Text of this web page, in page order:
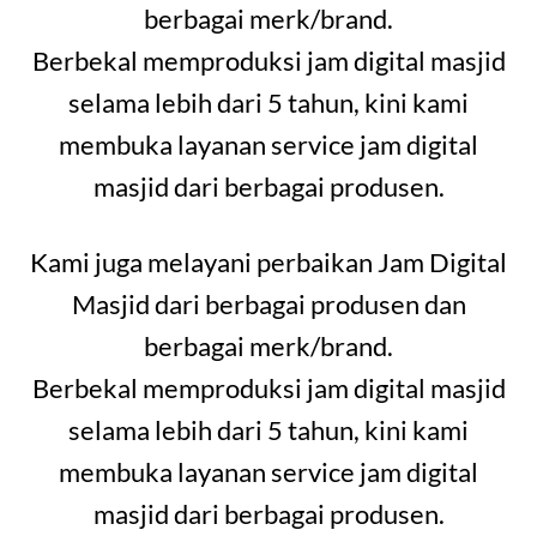
berbagai merk/brand.
Berbekal memproduksi jam digital masjid
selama lebih dari 5 tahun, kini kami
membuka layanan service jam digital
masjid dari berbagai produsen.
Kami juga melayani perbaikan Jam Digital
Masjid dari berbagai produsen dan
berbagai merk/brand.
Berbekal memproduksi jam digital masjid
selama lebih dari 5 tahun, kini kami
membuka layanan service jam digital
masjid dari berbagai produsen.